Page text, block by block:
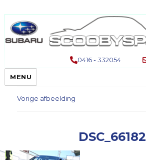
0416 - 332054
MENU
Vorige afbeelding
DSC_66182